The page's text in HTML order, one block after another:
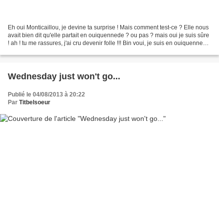
Eh oui Monticaillou, je devine ta surprise ! Mais comment test-ce ? Elle nous
avait bien dit qu'elle partait en ouiquennede ? ou pas ? mais oui je suis sûre
! ah ! tu me rassures, j'ai cru devenir folle !!! Bin voui, je suis en ouiquennede,
Wednesday just won't go...
Publié le 04/08/2013 à 20:22
Par Titbelsoeur